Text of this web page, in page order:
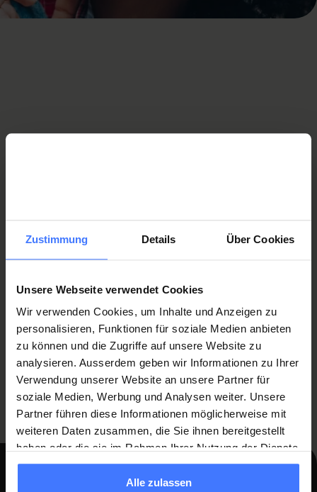
Zustimmung Details Über Cookies
Unsere Webseite verwendet Cookies
Wir verwenden Cookies, um Inhalte und Anzeigen zu
personalisieren, Funktionen für soziale Medien anbieten
zu können und die Zugriffe auf unsere Website zu
analysieren. Ausserdem geben wir Informationen zu Ihrer
Verwendung unserer Website an unsere Partner für
soziale Medien, Werbung und Analysen weiter. Unsere
Partner führen diese Informationen möglicherweise mit
weiteren Daten zusammen, die Sie ihnen bereitgestellt
haben oder die sie im Rahmen Ihrer Nutzung der Dienste
gesammelt haben.
Alle zulassen
injury caused by an acci-dent that results in permanent
Gift membership for single members 45
Was this page helpful?
Ja Nein